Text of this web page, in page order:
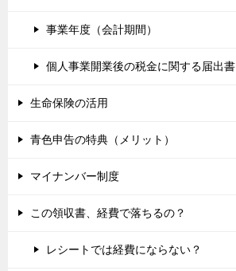
事業年度（会計期間）
個人事業開業後の税金に関する届出書
生命保険の活用
青色申告の特典（メリット）
マイナンバー制度
この領収書、経費で落ちるの？
レシートでは経費にならない？